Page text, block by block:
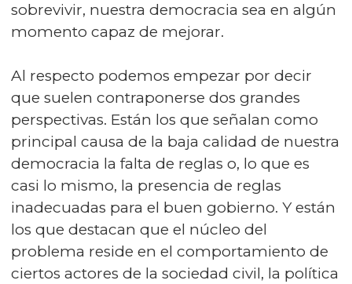
sobrevivir, nuestra democracia sea en algún
momento capaz de mejorar.
Al respecto podemos empezar por decir
que suelen contraponerse dos grandes
perspectivas. Están los que señalan como
principal causa de la baja calidad de nuestra
democracia la falta de reglas o, lo que es
casi lo mismo, la presencia de reglas
inadecuadas para el buen gobierno. Y están
los que destacan que el núcleo del
problema reside en el comportamiento de
ciertos actores de la sociedad civil, la política